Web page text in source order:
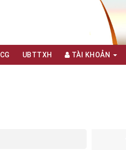
UBTTXH TÀI KHOẢN